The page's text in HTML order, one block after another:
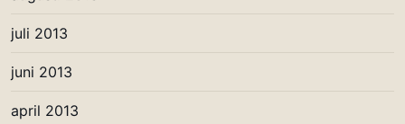
juli 2013
juni 2013
april 2013